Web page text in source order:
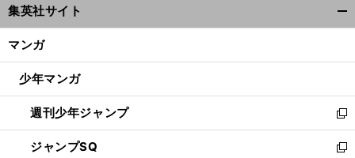
ィ
ン
ウ
開
く
集英社サイト
マンガ
少年マンガ
週刊少年ジャンプ
新
し
い
ジャンプSQ
新